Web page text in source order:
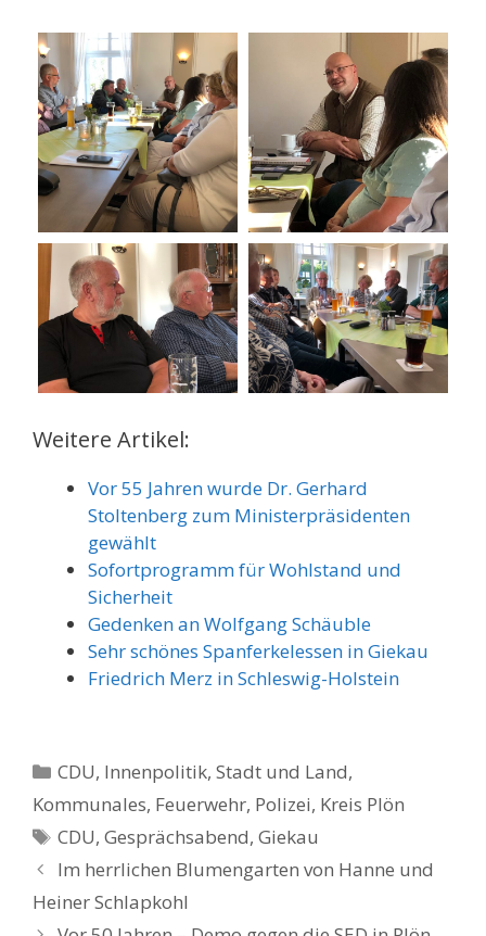
Weitere Artikel:
Vor 55 Jahren wurde Dr. Gerhard
Stoltenberg zum Ministerpräsidenten
gewählt
Sofortprogramm für Wohlstand und
Sicherheit
Gedenken an Wolfgang Schäuble
Sehr schönes Spanferkelessen in Giekau
Friedrich Merz in Schleswig-Holstein
Kategorien
CDU, Innenpolitik, Stadt und Land,
Kommunales, Feuerwehr, Polizei, Kreis Plön
Schlagwörter
CDU,Gesprächsabend,Giekau
Im herrlichen Blumengarten von Hanne und
Heiner Schlapkohl